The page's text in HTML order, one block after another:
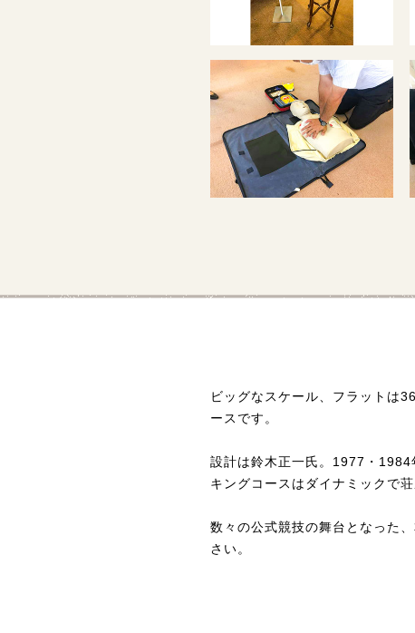
ビッグなスケール、フラットは
ースです。
設計は鈴木正一氏。1977・1984
キングコースはダイナミックで
数々の公式競技の舞台となった
さい。